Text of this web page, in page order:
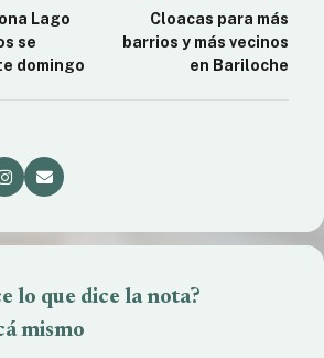
Lago
se
domingo
Cloacas para más
barrios y más vecinos
en Bariloche
lo que dice la nota?
mismo